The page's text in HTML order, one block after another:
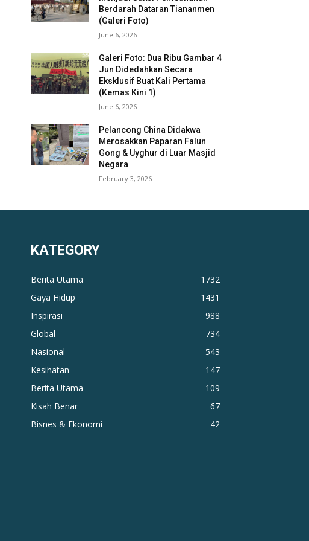
Berdarah Dataran Tiananmen
(Galeri Foto)
June 6, 2026
Galeri Foto: Dua Ribu Gambar 4
Jun Didedahkan Secara
Eksklusif Buat Kali Pertama
(Kemas Kini 1)
June 6, 2026
Pelancong China Didakwa
Merosakkan Paparan Falun
Gong & Uyghur di Luar Masjid
Negara
February 3, 2026
KATEGORY
Berita Utama
1732
Gaya Hidup
1431
Inspirasi
988
Global
734
Nasional
543
Kesihatan
147
Berita Utama
109
Kisah Benar
67
Bisnes & Ekonomi
42